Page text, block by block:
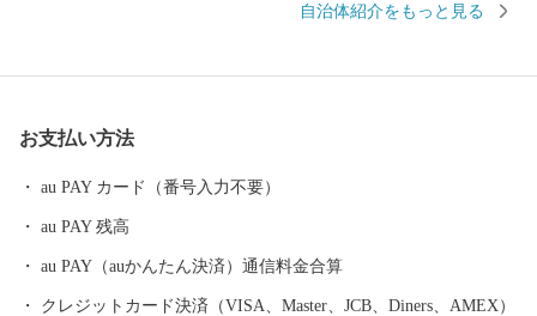
太郎温泉郷などがあり、全国各地から観光客が訪れる風光明媚な
くりを進めています。 アルプスの雄大な山々からの雪解け水、
れた特産品をご賞味ください。また、この機会にぜひ自然豊かな
信州駒ヶ根へ足をお運びください。
自治体紹介をもっと見る
お支払い方法
au PAY カード（番号入力不要）
au PAY 残高
au PAY（auかんたん決済）通信料金合算
クレジットカード決済（VISA、Master、JCB、Diners、AMEX）